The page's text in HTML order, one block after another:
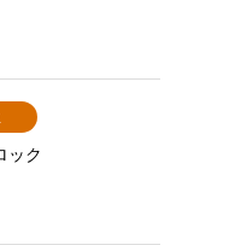
ック